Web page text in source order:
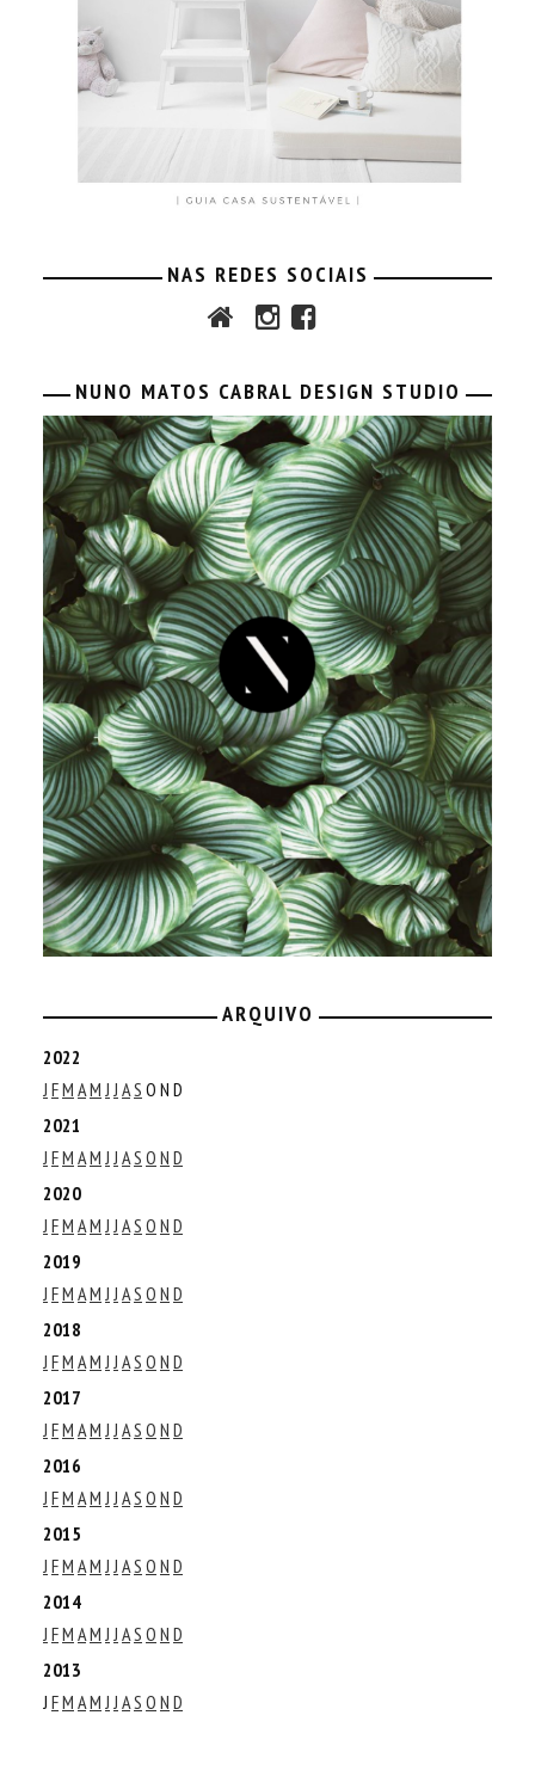
NAS REDES SOCIAIS
NUNO MATOS CABRAL DESIGN STUDIO
ARQUIVO
2022
J FM AM J J AS O N D
2021
J FM AM J J AS O N D
2020
J FM AM J J AS O N D
2019
J FM AM J J AS O N D
2018
J FM AM J J AS O N D
2017
J FM AM J J AS O N D
2016
J FM AM J J AS O N D
2015
J FM AM J J AS O N D
2014
J FM AM J J AS O N D
2013
J FM AM J J AS O N D